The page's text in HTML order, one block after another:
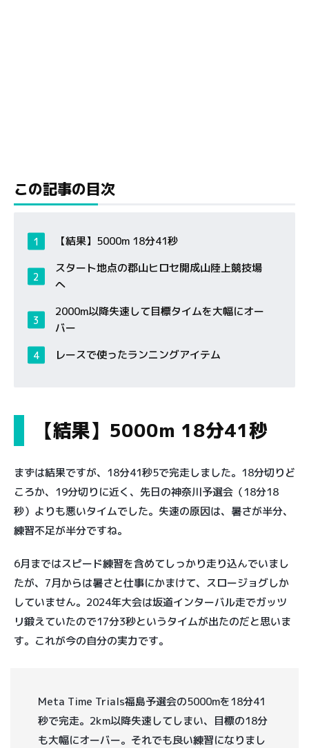
この記事の目次
【結果】5000m 18分41秒
スタート地点の郡山ヒロセ開成山陸上競技場
へ
2000m以降失速して目標タイムを大幅にオー
バー
レースで使ったランニングアイテム
【結果】5000m 18分41秒
まずは結果ですが、18分41秒5で完走しました。18分切りど
ころか、19分切りに近く、先日の神奈川予選会（18分18
秒）よりも悪いタイムでした。失速の原因は、暑さが半分、
練習不足が半分ですね。
6月まではスピード練習を含めてしっかり走り込んでいまし
たが、7月からは暑さと仕事にかまけて、スロージョグしか
していません。2024年大会は坂道インターバル走でガッツ
リ鍛えていたので17分3秒というタイムが出たのだと思いま
す。これが今の自分の実力です。
Meta Time Trials福島予選会の5000mを18分41
秒で完走。2km以降失速してしまい、目標の18分
も大幅にオーバー。それでも良い練習になりまし